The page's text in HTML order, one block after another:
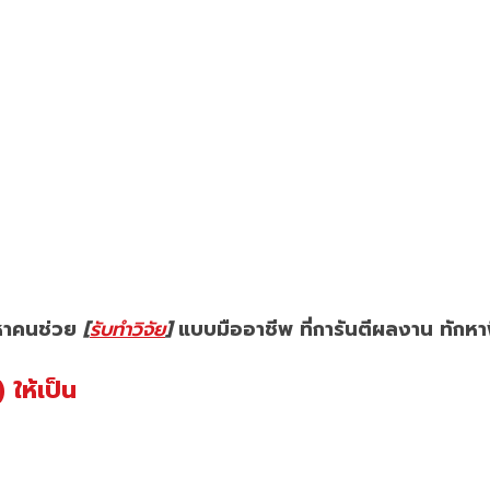
คนช่วย [รับทำวิจัย]แบบมืออาชีพ ที่การันตีผลงาน ทักหา
ห้เป็น